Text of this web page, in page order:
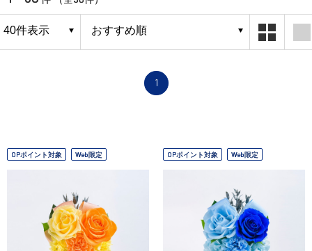
1
OPポイント対象 Web限定 OPポイント対象 Web限定